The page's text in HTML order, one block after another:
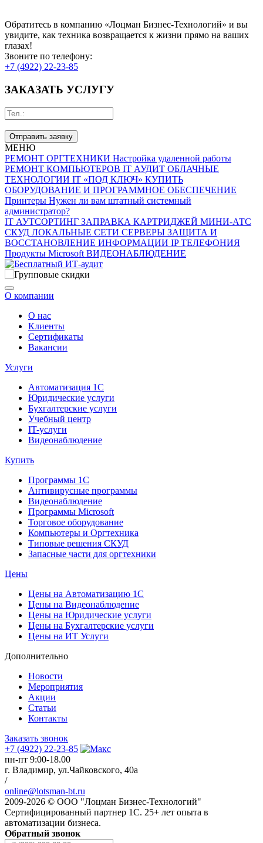
Обратитесь в компанию «Лоцман Бизнес-Технологий» и вы
увидите, как техника возвращается к жизни прямо на ваших
глазах!
Звоните по телефону:
+7 (4922) 22-23-85
ЗАКАЗАТЬ УСЛУГУ
Отправить заявку
МЕНЮ
РЕМОНТ ОРГТЕХНИКИ Настройка удаленной работы
РЕМОНТ КОМПЬЮТЕРОВ IT АУДИТ ОБЛАЧНЫЕ
ТЕХНОЛОГИИ IT «ПОД КЛЮЧ» КУПИТЬ
ОБОРУДОВАНИЕ И ПРОГРАММНОЕ ОБЕСПЕЧЕНИЕ
Принтеры Нужен ли вам штатный системный
администратор?
IT АУТСОРТИНГ ЗАПРАВКА КАРТРИДЖЕЙ МИНИ-АТС
СКУД ЛОКАЛЬНЫЕ СЕТИ СЕРВЕРЫ ЗАЩИТА И
ВОССТАНОВЛЕНИЕ ИНФОРМАЦИИ IP ТЕЛЕФОНИЯ
Продукты Microsoft ВИДЕОНАБЛЮДЕНИЕ
О компании
О нас
Клиенты
Сертификаты
Вакансии
Услуги
Автоматизация 1С
Юридические услуги
Бухгалтерские услуги
Учебный центр
IT-услуги
Видеонаблюдение
Купить
Программы 1С
Антивирусные программы
Видеонаблюдение
Программы Microsoft
Торговое оборудование
Компьютеры и Оргтехника
Типовые решения СКУД
Запасные части для оргтехники
Цены
Цены на Автоматизацию 1С
Цены на Видеонаблюдение
Цены на Юридические услуги
Цены на Бухгалтерские услуги
Цены на ИТ Услуги
Дополнительно
Новости
Мероприятия
Акции
Статьи
Контакты
Заказать звонок
+7 (4922) 22-23-85
пн-пт 9:00-18.00
г. Владимир, ул.Чайковского, 40а
/
online@lotsman-bt.ru
2009-2026 © ООО "Лоцман Бизнес-Технологий"
Сертифицированный партнер 1С. 25+ лет опыта в
автоматизации бизнеса.
Обратный звонок